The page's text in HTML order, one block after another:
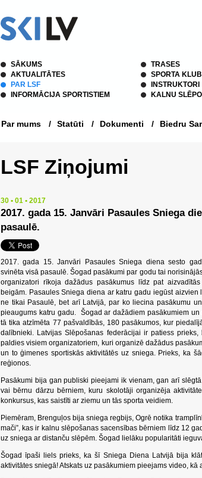
SĀKUMS
AKTUALITĀTES
PAR LSF
INFORMĀCIJA SPORTISTIEM
TRASES
SPORTA
INSTRUKTORI
KALNU
Par mums / Statūti / Dokumenti / Biedru
LSF Ziņojumi
30 • 01 • 2017
2017. gada 15. Janvāri Pasaules Sniega
pasaulē.
2017. gada 15. Janvāri Pasaules Sniega diena sesto
svinēta visā pasaulē. Šogad pasākumi par godu tai
organizatori rīkoja dažādus pasākumus līdz pat
beigām. Pasaules Sniega diena ar katru gadu iegūst aizvien
ne tikai Pasaulē, bet arī Latvijā, par ko liecina pasākumu
pieaugums katru gadu. Šogad ar dažādiem pasākumiem un
tā tika atzīmēta 77 pašvaldībās, 180 pasākumos, kur
dalībnieki. Latvijas Slēpošanas federācijai ir patiess
paldies visiem organizatoriem, kuri organizē dažādus
un to ģimenes sportiskās aktivitātēs uz sniega. Prieks, ka
reģionos.
Pasākumi bija gan publiski pieejami ik vienam, gan arī
vai bērnu dārzu bērniem, kuru skolotāji organizēja
konkursus, kas saistīti ar ziemu un tās sporta veidiem.
Piemēram, Brenguļos bija sniega regbijs, Ogrē notika
mači”, kas ir kalnu slēpošanas sacensības bērniem līdz 12
uz sniega ar distanču slēpēm. Šogad lielāku popularitāti
Šogad īpaši liels prieks, ka šī Sniega Diena Latvijā bija
aktivitātes sniegā! Atskats uz pasākumiem pieejams video, kā